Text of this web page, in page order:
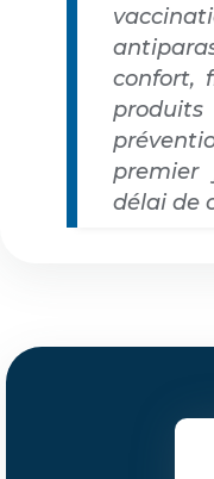
confort,
produits
premier
délai de